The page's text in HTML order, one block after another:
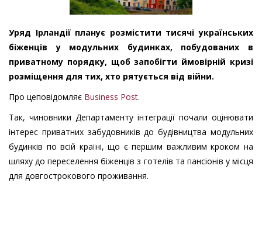
Уряд Ірландії планує розмістити тисячі українських
біженців у модульних будинках, побудованих в
приватному порядку, щоб запобігти ймовірній кризі
розміщення для тих, хто рятується від війни.
Про цеповідомляє Business Post.
Так, чиновники Департаменту інтеграції почали оцінювати
інтерес приватних забудовників до будівництва модульних
будинків по всій країні, що є першим важливим кроком на
шляху до переселення біженців з готелів та пансіонів у місця
для довгострокового проживання.